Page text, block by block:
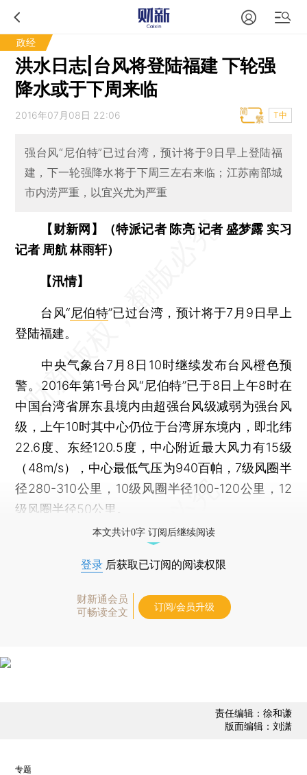
政经
洪水日志|台风将登陆福建 下轮强
降水或于下周来临
2016年07月08日 22:06 T中
强台风“尼伯特”已过台湾，预计将于9日早上登陆福
建，下一轮强降水将于下周三左右来临；江苏南部城
市内涝严重，以宜兴尤为严重
【财新网】（特派记者 陈亮 记者 盛梦露 实习
记者 周航 林雨轩）
【汛情】
台风“尼伯特”已过台湾，预计将于7月9日早上
登陆福建。
中央气象台7月8日10时继续发布台风橙色预
警。2016年第1号台风“尼伯特”已于8日上午8时在
中国台湾省屏东县境内由超强台风级减弱为强台风
级，上午10时其中心仍位于台湾屏东境内，即北纬
22.6度、东经120.5度，中心附近最大风力有15级
（48m/s），中心最低气压为940百帕，7级风圈半
径280-310公里，10级风圈半径100-120公里，12
级风圈半径50公里。
本文共计0字 订阅后继续阅读
登录 后获取已订阅的阅读权限
财新通会员
可畅读全文
订阅/会员升级
责任编辑：徐和谦
版面编辑：刘潇
专题